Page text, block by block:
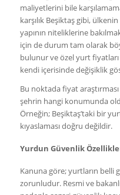
maliyetlerini bile
karşılık Beşiktaş gibi,
yapının niteliklerine
için de durum tam olarak
bulunur ve özel yurt
kendi içerisinde değişiklik
Bu noktada fiyat
şehrin hangi konumunda
Örneğin; Beşiktaş’taki bir
kıyaslaması doğru değildir.
Yurdun Güvenlik
Kanuna göre; yurtların belli
zorunludur. Resmi ve